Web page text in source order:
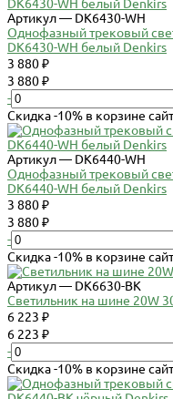
Артикул — DK6430-WH
Однофазный трековый
DK6430-WH белый Denkirs
3 880 ₽
3 880 ₽
-
Скидка -10% в корзине
Артикул — DK6440-WH
Однофазный трековый
DK6440-WH белый Denkirs
3 880 ₽
3 880 ₽
-
Скидка -10% в корзине
Артикул — DK6630-BK
Светильник на шине 20W
6 223 ₽
6 223 ₽
-
Скидка -10% в корзине